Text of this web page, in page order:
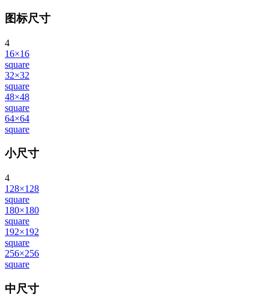
图标尺寸
4
16×16
square
32×32
square
48×48
square
64×64
square
小尺寸
4
128×128
square
180×180
square
192×192
square
256×256
square
中尺寸